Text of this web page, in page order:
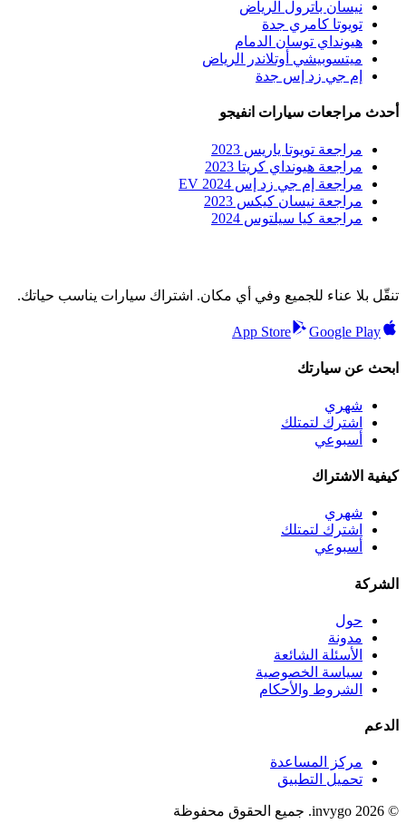
نيسان باترول الرياض
تويوتا كامري جدة
هيونداي توسان الدمام
ميتسوبيشي أوتلاندر الرياض
إم جي زد إس جدة
أحدث مراجعات سيارات انفيجو
مراجعة تويوتا ياريس 2023
مراجعة هيونداي كريتا 2023
مراجعة إم جي زد إس EV 2024
مراجعة نيسان كيكس 2023
مراجعة كيا سيلتوس 2024
تنقّل بلا عناء للجميع وفي أي مكان. اشتراك سيارات يناسب حياتك.
App Store Google Play
ابحث عن سيارتك
شهري
اشترك لتمتلك
أسبوعي
كيفية الاشتراك
شهري
اشترك لتمتلك
أسبوعي
الشركة
حول
مدونة
الأسئلة الشائعة
سياسة الخصوصية
الشروط والأحكام
الدعم
مركز المساعدة
تحميل التطبيق
© 2026 invygo. جميع الحقوق محفوظة